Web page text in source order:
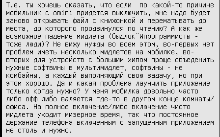
Т.е. ты хочешь сказать, что если  по какой-то причине
мобильник с omini придется выключить, мне надо будет
заново открывать файл с книжонкой и перематывать до
места, до которого продвинулся по чтению? А как же
возможное падение мидлета (быдлок^Wпрограммисты -
тоже люди)? Не вижу нужды во всем этом, во-первых нет
проблем иметь несколько мидлетов на мобилке, во-
вторых для устройств с большим хипом проще объеденить
нужные софтвины в мультимидлет, софтвины - не
комбайны, а каждый выполняющий свою задачу, но при
этом хорошо. Да и какая проблема лаунчить приложение
только когда нужно? У меня мобилка довольно часто
либо офф либо валяется где-то в другом конце комнаты/
офиса. На полное включение/либо включение чисто
мидлета уходит мизерное время, так что постоянное
держание телефона включенным с запущенным приложением
не столь и нужно.